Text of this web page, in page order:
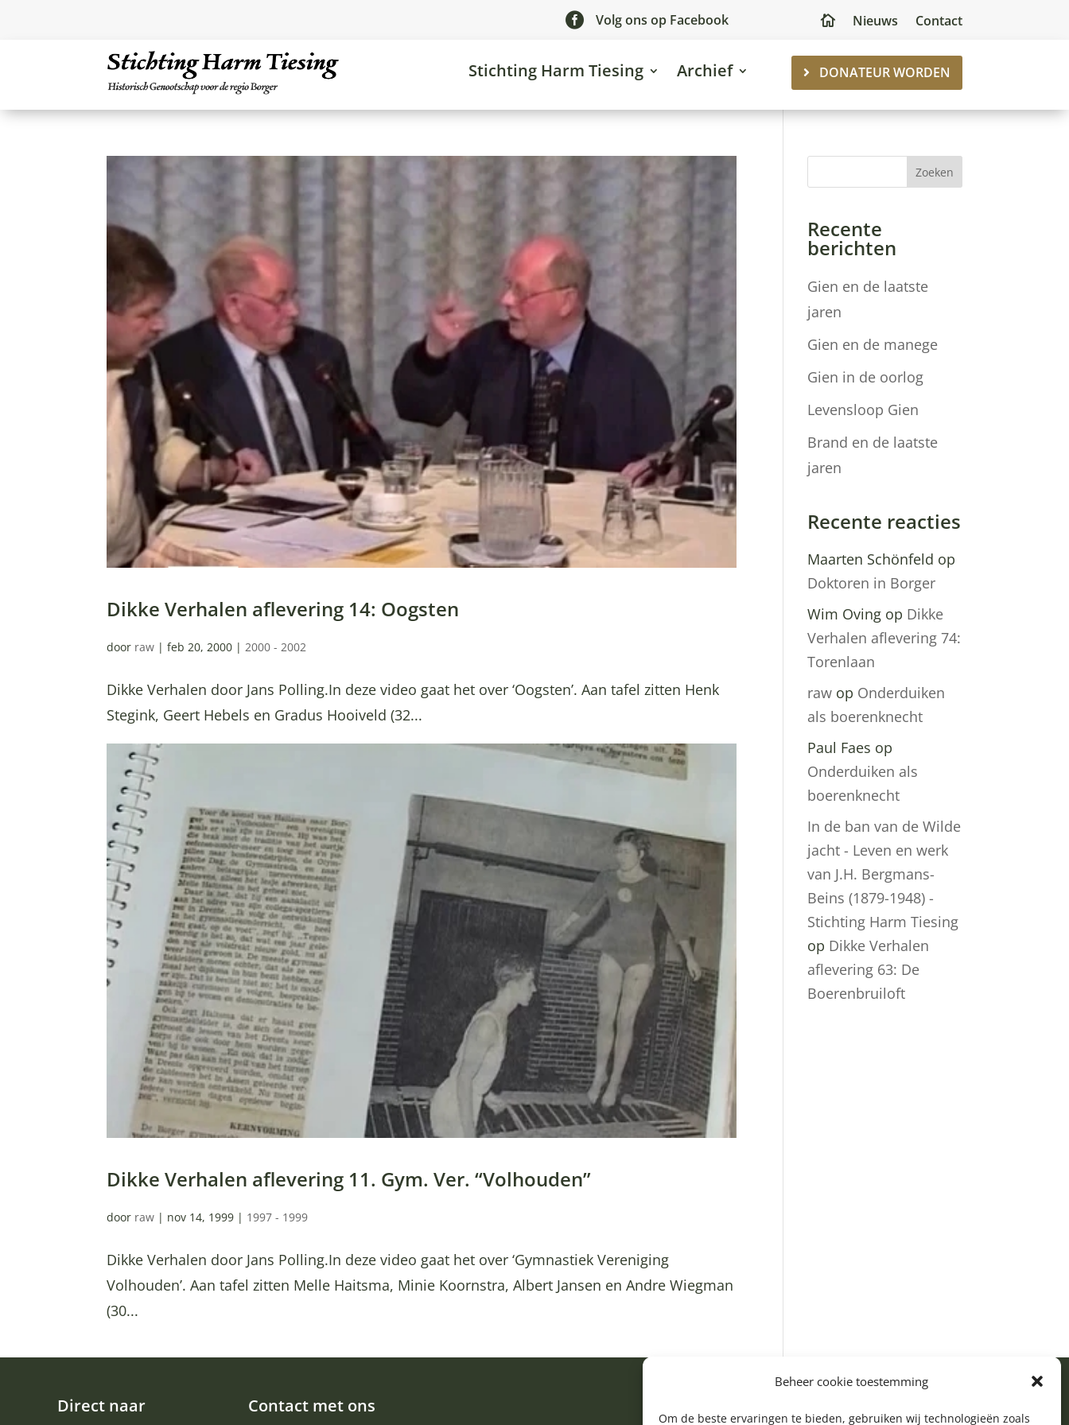
Beheer cookie toestemming
Om de beste ervaringen te bieden, gebruiken wij technologieën zoals
 Volg ons op Facebook  Nieuws Contact
Stichting Harm Tiesing Archief DONATEUR WORDEN
Dikke Verhalen aflevering 14: Oogsten
door raw |feb 20, 2000 |2000 - 2002
Dikke Verhalen door Jans Polling.In deze video gaat het over ‘Oogsten’. Aan tafel zitten Henk
Stegink, Geert Hebels en Gradus Hooiveld (32...
Dikke Verhalen aflevering 11. Gym. Ver. “Volhouden”
door raw | nov 14, 1999 | 1997 - 1999
Dikke Verhalen door Jans Polling.In deze video gaat het over ‘Gymnastiek Vereniging
Volhouden’. Aan tafel zitten Melle Haitsma, Minie Koornstra, Albert Jansen en Andre Wiegman
(30...
Zoeken
Recente
berichten
Gien en de laatste
jaren
Gien en de manege
Gien in de oorlog
Levensloop Gien
Brand en de laatste
jaren
Recente reacties
Maarten Schönfeld op
Doktoren in Borger
Wim Oving op Dikke
Verhalen aflevering 74:
Torenlaan
raw op Onderduiken
als boerenknecht
Paul Faes op
Onderduiken als
boerenknecht
In de ban van de Wilde
jacht - Leven en werk
van J.H. Bergmans-
Beins (1879-1948) -
Stichting Harm Tiesing
op Dikke Verhalen
aflevering 63: De
Boerenbruiloft
Direct naar Contact met ons